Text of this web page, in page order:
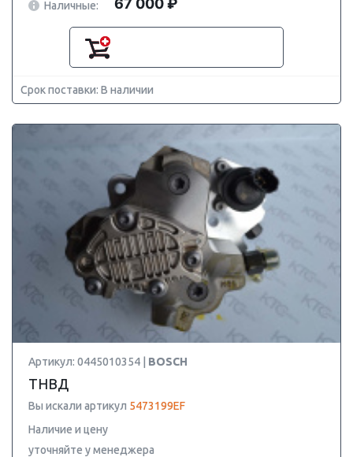
Наличные:
67 000 ₽
Срок поставки: В наличии
Артикул: 0445010354 | BOSCH
ТНВД
Вы искали артикул 5473199EF
Наличие и цену
уточняйте у менеджера